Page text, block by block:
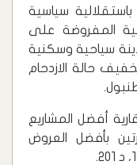
سياسية
المفروضة على
سياحية وسكنية
حالة الازدحام
أفضل المشاريع
بأفضل العروض